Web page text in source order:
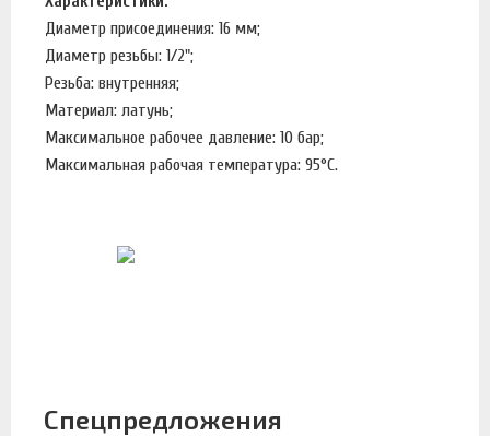
Диаметр присоединения: 16 мм;
Диаметр резьбы: 1/2";
Резьба: внутренняя;
Материал: латунь;
Максимальное рабочее давление: 10 бар;
Максимальная рабочая температура: 95°С.
Спецпредложения